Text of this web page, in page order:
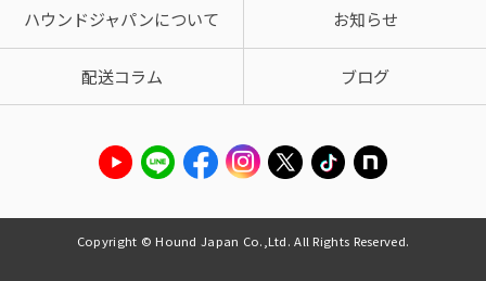
ハウンドジャパンについて お知らせ
配送コラム ブログ
Copyright © Hound Japan Co.,Ltd. All Rights Reserved.